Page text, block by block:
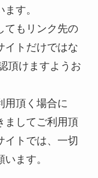
す。
てもリンク先の
イトだけではな
頂けますようお
用頂く場合に
ましてご利用頂
イトでは、一切
ます。